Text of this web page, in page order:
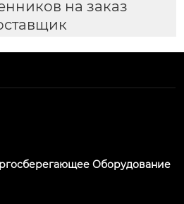
на заказ
Оборудование